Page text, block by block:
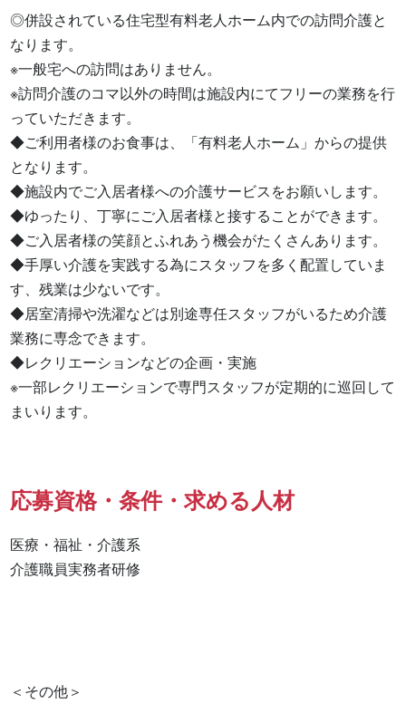
◎併設されている住宅型有料老人ホーム内での訪問介護と
なります。
※一般宅への訪問はありません。
※訪問介護のコマ以外の時間は施設内にてフリーの業務を行
っていただきます。
◆ご利用者様のお食事は、「有料老人ホーム」からの提供
となります。
◆施設内でご入居者様への介護サービスをお願いします。
◆ゆったり、丁寧にご入居者様と接することができます。
◆ご入居者様の笑顔とふれあう機会がたくさんあります。
◆手厚い介護を実践する為にスタッフを多く配置していま
す、残業は少ないです。
◆居室清掃や洗濯などは別途専任スタッフがいるため介護
業務に専念できます。
◆レクリエーションなどの企画・実施
※一部レクリエーションで専門スタッフが定期的に巡回して
まいります。
応募資格・条件・求める人材
医療・福祉・介護系
介護職員実務者研修
＜その他＞